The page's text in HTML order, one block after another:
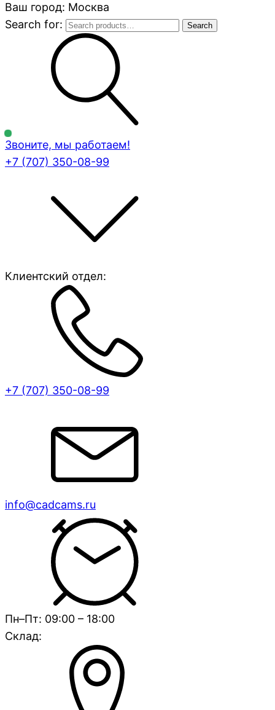
Ваш город: Москва
Search for:
Search
Звоните, мы работаем!
+7 (707) 350-08-99
Клиентский отдел:
+7 (707) 350-08-99
info@cadcams.ru
Пн–Пт: 09:00 – 18:00
Склад: